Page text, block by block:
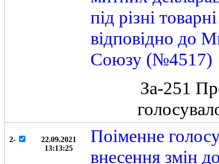
під різні
відповідно до
Союзу (№4517)
За-251
2-
22.09.2021
13:13:25
Поіменне
внесення змін